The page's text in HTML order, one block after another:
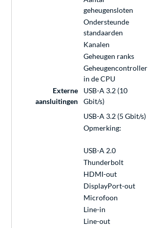
geheugensloten
Ondersteunde
standaarden
Kanalen
Geheugen ranks
Geheugencontroller
in de CPU
Externe
aansluitingen
USB-A 3.2 (10
Gbit/s)
USB-A 3.2 (5 Gbit/s)
Opmerking:
USB-A 2.0
Thunderbolt
HDMI-out
DisplayPort-out
Microfoon
Line-in
Line-out